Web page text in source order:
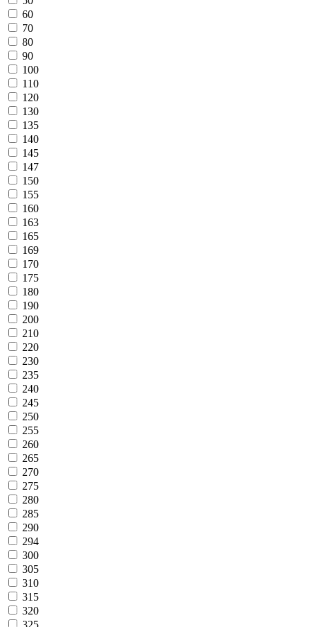
60
70
80
90
100
110
120
130
135
140
145
147
150
155
160
163
165
169
170
175
180
190
200
210
220
230
235
240
245
250
255
260
265
270
275
280
285
290
294
300
305
310
315
320
325